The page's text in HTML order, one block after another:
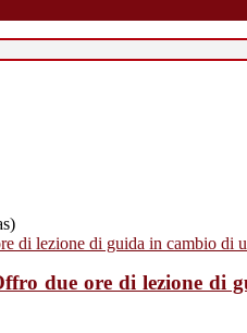
due ore di lezione di